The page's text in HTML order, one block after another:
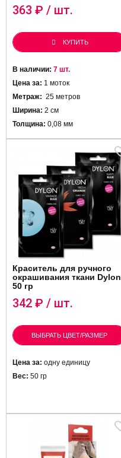
363 ₽ / шт.
КУПИТЬ
В наличии: 7 шт.
Цена за: 1 моток
Метраж: 25 метров
Ширина: 2 см
Толщина: 0,08 мм
Краситель для ручного
окрашивания ткани Dylon
50 гр
342 ₽ / шт.
ВЫБРАТЬ ЦВЕТ/РАЗМЕР
Цена за: одну единицу
Вес: 50 гр